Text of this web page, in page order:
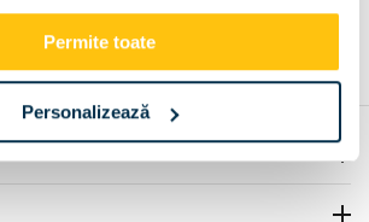
Permite toate
Personalizează
24 luni Rezolvam orice situatie!